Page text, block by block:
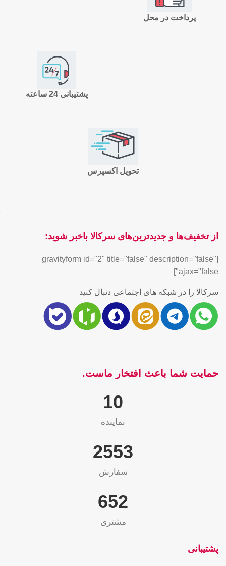
پرداخت در محل
پشتیبانی 24 ساعته
تحویل اکسپرس
از تخفیف‌ها و جدیدترین‌های سرکالا باخبر شوید:
[gravityform id="2" title="false" description="false"
ajax="false"]
سرکالا را در شبکه های اجتماعی دنبال کنید
حمایت شما باعث افتخار ماست.
10
نماینده
2565
سفارش
655
مشتری
پشتیبانی